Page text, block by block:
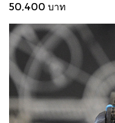
50,400 บาท